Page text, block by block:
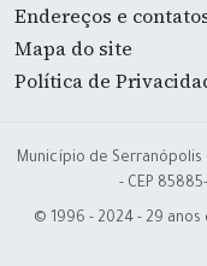
Endereços e
Mapa do site
Política de
Município de Serranópolis
- CEP
© 1996 - 2024 - 29